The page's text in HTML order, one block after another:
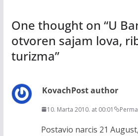
One thought on “U
otvoren sajam lova,
turizma”
KovachPost author
10. Marta 2010. at 00:01
Postavio narcis 21